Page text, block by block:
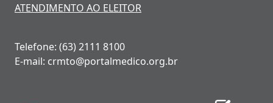
ATENDIMENTO AO ELEITOR
Telefone: (63) 2111 8100
E-mail: crmto@portalmedico.org.br